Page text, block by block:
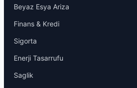
Beyaz Esya Ariza
Finans & Kredi
Sigorta
Enerji Tasarrufu
Saglik